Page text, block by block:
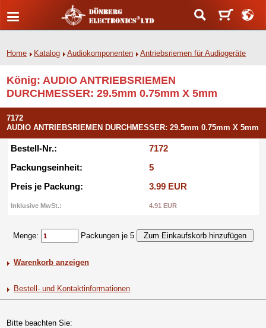
Home Katalog Audiokomponenten Antriebsriemen für Audiogeräte
König: AUDIO ANTRIEBSRIEMEN
DURCHMESSER: 29.5mm 0.75mm X 5mm
7172
AUDIO ANTRIEBSRIEMEN DURCHMESSER: 29.5mm 0.75mm X 5mm
Bestell-Nr.:
7172
Packungseinheit:
5
Preis je Packung:
3.99 EUR
Inklusive MwSt.: 4.91 EUR
Menge: Packungen je 5
Warenkorb anzeigen
Bestell- und Kontaktinformationen
Bitte beachten Sie: